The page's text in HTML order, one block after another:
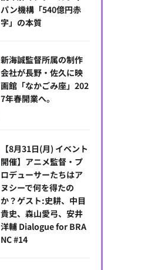
パン機構「540億円赤
字」の本質
新海誠監督所属の制作
会社が長野・佐久に映
画館「なかごみ座」202
7年春開業へ。
【8月31日(月) イベント
開催】アニメ監督・プ
ロデューサーたちはア
ヌシーで何を得たの
か？ゲスト:史耕、中目
貴史、森山愛弓、安井
洋輔 Dialogue for BRA
NC #14